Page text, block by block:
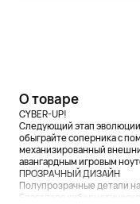
О товаре
CYBER-UP!
Следующий этап эволюции
обыграйте соперника с
механизированный
авангардным игровым
ПРОЗРАЧНЫЙ ДИЗАЙН
Полупрозрачные детали
Благодаря